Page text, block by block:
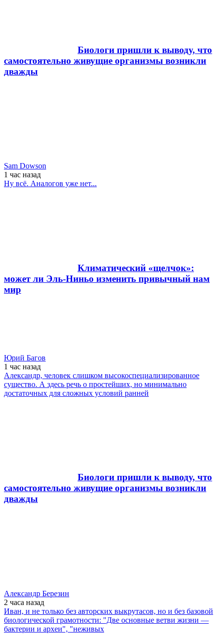
Биологи пришли к выводу, что
самостоятельно живущие организмы возникли
дважды
Sam Dowson
1 час назад
Ну всё. Аналогов уже нет...
Климатический «щелчок»:
может ли Эль-Ниньо изменить привычный нам
мир
Юрий Багов
1 час назад
Александр, человек слишком высокоспециализированное
существо. А здесь речь о простейших, но минимально
достаточных для сложных условий ранней
Биологи пришли к выводу, что
самостоятельно живущие организмы возникли
дважды
Александр Березин
2 часа назад
Иван, и не только без авторских выкрутасов, но и без базовой
биологической грамотности: "Две основные ветви жизни —
бактерии и археи", "неживых